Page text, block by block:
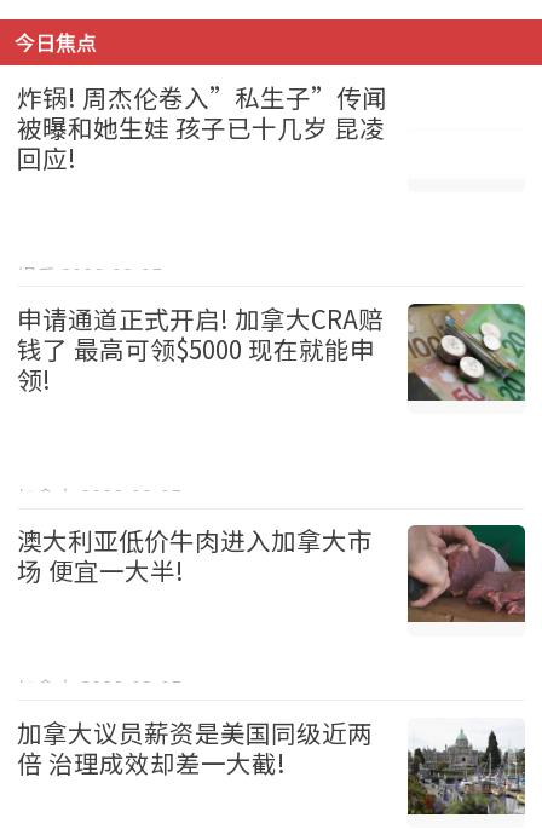
今日焦点
炸锅! 周杰伦卷入”私生子”传闻
被曝和她生娃 孩子已十几岁 昆凌
回应!
娱乐 2026-08-05
申请通道正式开启! 加拿大CRA赔
钱了 最高可领$5000 现在就能申
领!
加拿大 2026-08-05
澳大利亚低价牛肉进入加拿大市
场 便宜一大半!
加拿大 2026-08-05
加拿大议员薪资是美国同级近两
倍 治理成效却差一大截!